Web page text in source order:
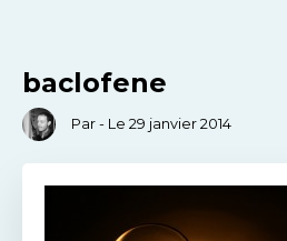
baclofene
Par - Le 29 janvier 2014